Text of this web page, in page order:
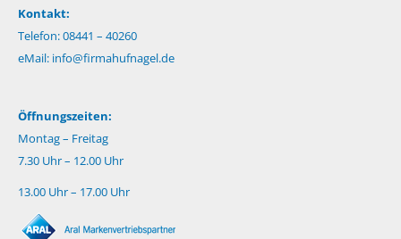
Kontakt:
Telefon: 08441 – 40260
eMail: info@firmahufnagel.de
Öffnungszeiten:
Montag – Freitag
7.30 Uhr – 12.00 Uhr
13.00 Uhr – 17.00 Uhr